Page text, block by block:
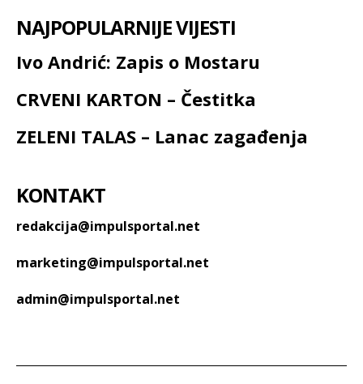
NAJPOPULARNIJE VIJESTI
Ivo Andrić: Zapis o Mostaru
CRVENI KARTON – Čestitka
ZELENI TALAS – Lanac zagađenja
KONTAKT
redakcija@impulsportal.net
marketing@impulsportal.net
admin@impulsportal.net